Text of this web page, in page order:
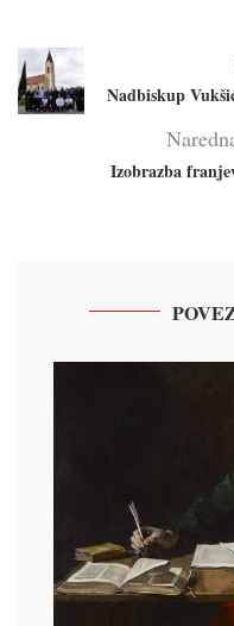
Nadbiskup
Izobrazba